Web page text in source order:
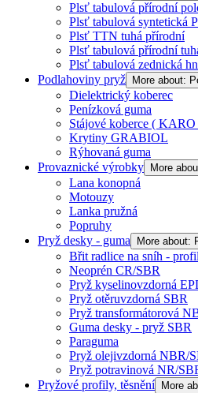
Plsť tabulová přírodní
Plsť tabulová syntetická
Plsť TTN tuhá přírodní
Plsť tabulová přírodní
Plsť tabulová zednická
Podlahoviny pryž
More about:
Dielektrický koberec
Penízková guma
Stájové koberce ( KARO
Krytiny GRABIOL
Rýhovaná guma
Provaznické výrobky
More
Lana konopná
Motouzy
Lanka pružná
Popruhy
Pryž desky - guma
More about:
Břit radlice na sníh -
Neoprén CR/SBR
Pryž kyselinovzdorná
Pryž otěruvzdorná SBR
Pryž transformátorová
Guma desky - pryž SBR
Paraguma
Pryž olejivzdorná NBR/
Pryž potravinová NR/
Pryžové profily, těsnění
More